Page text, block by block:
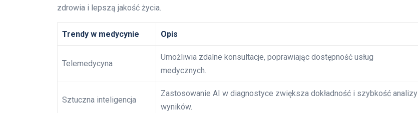
zdrowia i lepszą jakość życia.
Trendy w medycynie Opis
Telemedycyna
Umożliwia zdalne konsultacje, poprawiając dostępność usług
medycznych.
Sztuczna inteligencja
Zastosowanie AI w diagnostyce zwiększa dokładność i szybkość analizy
wyników.